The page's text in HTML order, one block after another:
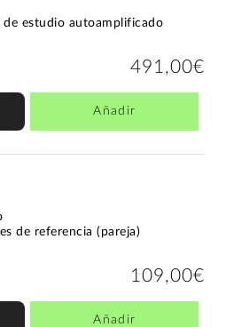
estudio autoamplificado
491,00€
Añadir
de referencia (pareja)
109,00€
Añadir